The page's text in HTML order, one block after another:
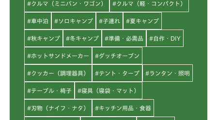
#クルマ（ミニバン・ワゴン） #クルマ（軽・コンパクト）
#車中泊 #ソロキャンプ #子連れ #夏キャンプ
#秋キャンプ #冬キャンプ #準備・必需品 #自作・DIY
#ホットサンドメーカー #ダッチオーブン
#クッカー（調理器具） #テント・タープ #ランタン・照明
#テーブル・椅子 #寝具（寝袋・マット）
#刃物（ナイフ・ナタ） #キッチン用品・食器